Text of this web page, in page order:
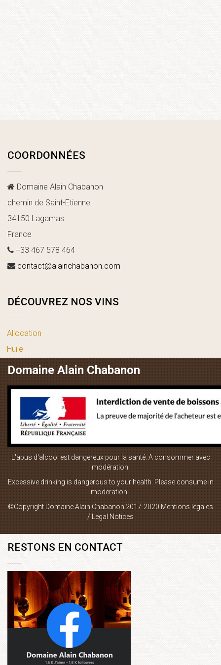
COORDONNÉES
Domaine Alain Chabanon
chemin de Saint-Etienne
34150 Lagamas
France
+33 467 578 464
contact@alainchabanon.com
DÉCOUVREZ NOS VINS
Allocation
Huile
vin blanc
vin rouge
LIENS UTILES
Plan du site
Contact
RESTONS EN CONTACT
Domaine Alain Chabanon
L'abus d'alcool est dangereux pour la santé. A consommer avec
modération.
Excessive drinking is dangerous to your health. Please consume in
moderation .
©Copyright Domaine Alain Chabanon 2017-2020 Mentions légales
/ Legal Notices